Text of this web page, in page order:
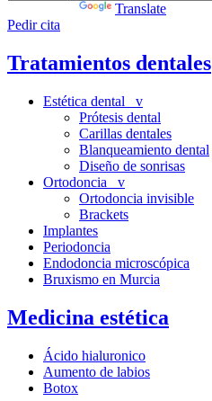
Translate
Pedir cita
Tratamientos dentales
Estética dental v
Prótesis dental
Carillas dentales
Blanqueamiento dental
Diseño de sonrisas
Ortodoncia v
Ortodoncia invisible
Brackets
Implantes
Periodoncia
Endodoncia microscópica
Bruxismo en Murcia
Medicina estética
Ácido hialuronico
Aumento de labios
Botox